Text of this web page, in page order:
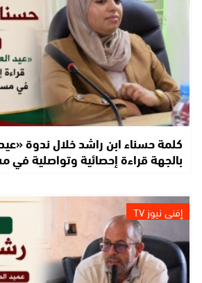
كلمة حسناء ابن راشد خلال ندوة
بالجهة قراءة إحصائية وتواصلية في
إفني نيوز TV